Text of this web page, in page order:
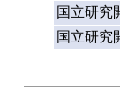
国立研究
国立研究